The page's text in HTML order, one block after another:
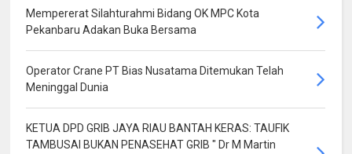
Mempererat Silahturahmi Bidang OK MPC Kota
Pekanbaru Adakan Buka Bersama
Operator Crane PT Bias Nusatama Ditemukan Telah
Meninggal Dunia
KETUA DPD GRIB JAYA RIAU BANTAH KERAS: TAUFIK
TAMBUSAI BUKAN PENASEHAT GRIB " Dr M Martin